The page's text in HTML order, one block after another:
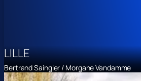
LILLE
Bertrand Saingier / Morgane Vandamme